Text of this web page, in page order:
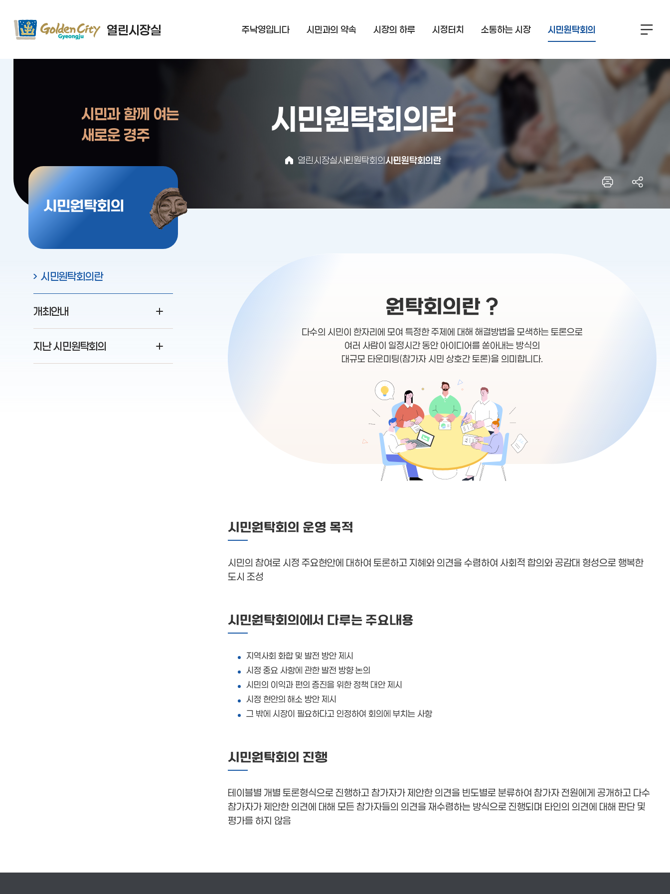
열린시장실 주낙영입니다 시민과의 약속 시장의 하루 시정터치 소통하는 시장 시민원탁회의
시민과 함께 여는
새로운 경주
시민원탁회의란
열린시장실시민원탁회의시민원탁회의란
시민원탁회의
시민원탁회의란
개최안내
지난 시민원탁회의
원탁회의란 ?
다수의 시민이 한자리에 모여 특정한 주제에 대해 해결방법을 모색하는 토론으로
여러 사람이 일정시간 동안 아이디어를 쏟아내는 방식의
대규모 타운미팅(참가자 시민 상호간 토론)을 의미합니다.
시민원탁회의 운영 목적
시민의 참여로 시정 주요현안에 대하여 토론하고 지혜와 의견을 수렴하여 사회적 합의와 공감대 형성으로 행복한
도시 조성
시민원탁회의에서 다루는 주요내용
지역사회 화합 및 발전 방안 제시
시정 중요 사항에 관한 발전 방향 논의
시민의 이익과 편의 증진을 위한 정책 대안 제시
시정 현안의 해소 방안 제시
그 밖에 시장이 필요하다고 인정하여 회의에 부치는 사항
시민원탁회의 진행
테이블별 개별 토론형식으로 진행하고 참가자가 제안한 의견을 빈도별로 분류하여 참가자 전원에게 공개하고 다수
참가자가 제안한 의견에 대해 모든 참가자들의 의견을 재수렴하는 방식으로 진행되며 타인의 의견에 대해 판단 및
평가를 하지 않음